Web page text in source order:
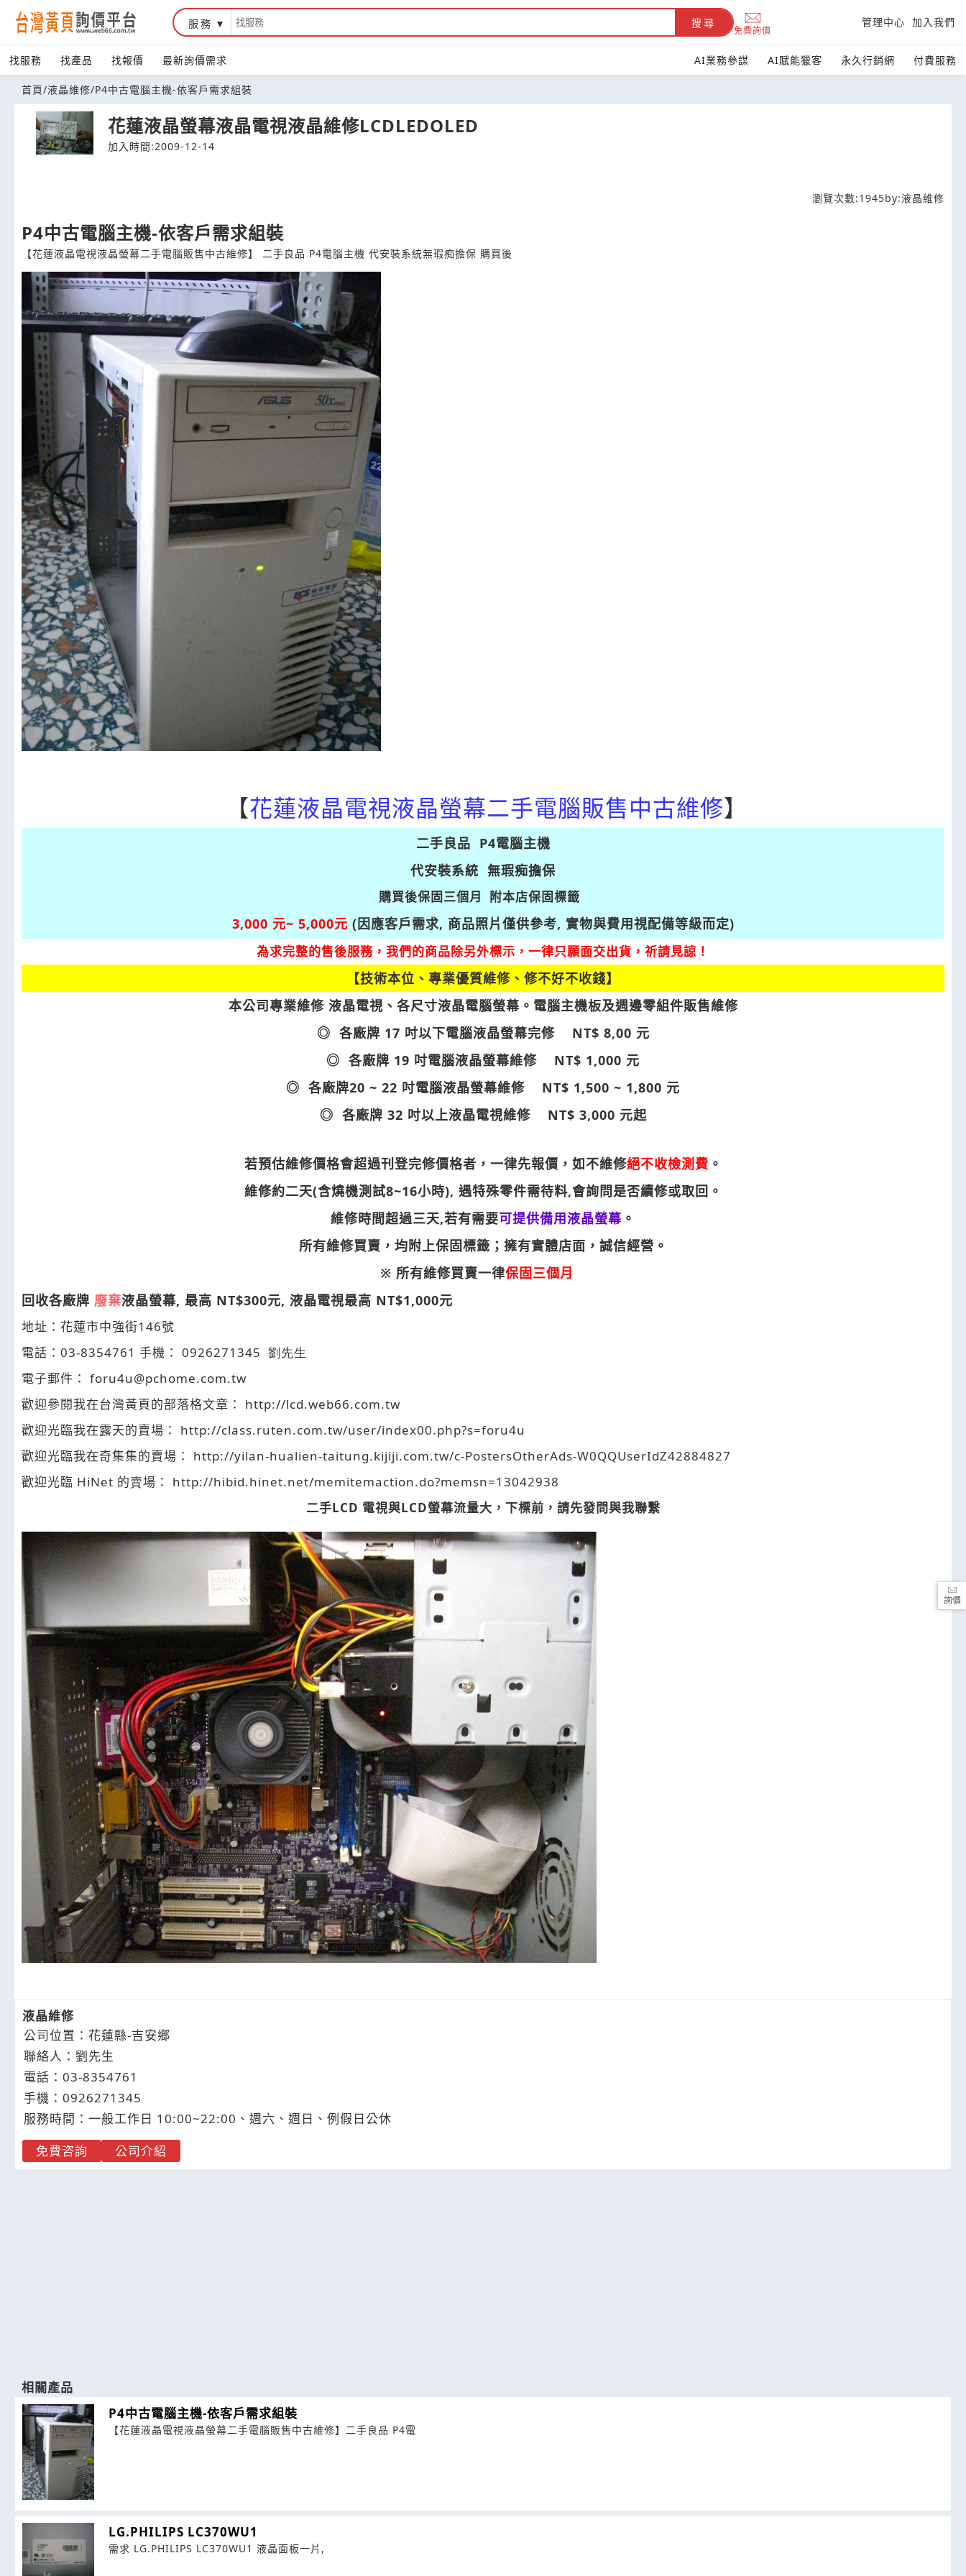
台灣黃頁詢價平台
服務 搜尋
免費詢價
管理中心 加入我們
找服務 找產品 找報價 最新詢價需求 AI業務參謀 AI賦能獵客 永久行銷網 付費服務
首頁/液晶維修/P4中古電腦主機-依客戶需求組裝
花蓮液晶螢幕液晶電視液晶維修LCDLEDOLED
加入時間:2009-12-14
瀏覽次數:1945by:液晶維修
P4中古電腦主機-依客戶需求組裝
【花蓮液晶電視液晶螢幕二手電腦販售中古維修】 二手良品 P4電腦主機 代安裝系統無瑕痴擔保 購買後
【花蓮液晶電視液晶螢幕二手電腦販售中古維修】
二手良品 P4電腦主機
代安裝系統 無瑕痴擔保
購買後保固三個月 附本店保固標籤
3,000 元~ 5,000元 (因應客戶需求, 商品照片僅供參考, 實物與費用視配備等級而定)
為求完整的售後服務，我們的商品除另外標示，一律只願面交出貨，祈請見諒！
【技術本位、專業優質維修、修不好不收錢】
本公司專業維修 液晶電視、各尺寸液晶電腦螢幕。電腦主機板及週邊零組件販售維修
◎ 各廠牌 17 吋以下電腦液晶螢幕完修 NT$ 8,00 元
◎ 各廠牌 19 吋電腦液晶螢幕維修 NT$ 1,000 元
◎ 各廠牌20 ~ 22 吋電腦液晶螢幕維修 NT$ 1,500 ~ 1,800 元
◎ 各廠牌 32 吋以上液晶電視維修 NT$ 3,000 元起
若預估維修價格會超過刊登完修價格者，一律先報價，如不維修絕不收檢測費 。
維修約二天(含燒機測試8~16小時), 遇特殊零件需待料,會詢問是否續修或取回。
維修時間超過三天,若有需要可提供備用液晶螢幕 。
所有維修買賣，均附上保固標籤；擁有實體店面，誠信經營。
※ 所有維修買賣一律保固三個月
回收各廠牌 廢棄液晶螢幕, 最高 NT$300元, 液晶電視最高 NT$1,000元
地址：花蓮市中強街146號
電話： 03-8354761 手機： 0926271345 劉先生
電子郵件： foru4u@pchome.com.tw
歡迎參閱我在台灣黃頁的部落格文章： http://lcd.web66.com.tw
歡迎光臨我在露天的賣場：
http://class.ruten.com.tw/user/index00.php?s=foru4u
歡迎光臨我在奇集集的賣場：
http://yilan-hualien-taitung.kijiji.com.tw/c-PostersOtherAds-W0QQUserIdZ42884827
歡迎光臨 HiNet 的賣場： http://hibid.hinet.net/memitemaction.do?memsn=13042938
二手LCD 電視與LCD螢幕流量大，下標前，請先發問與我聯繫
液晶維修
公司位置：花蓮縣-吉安鄉
聯絡人：劉先生
電話： 03-8354761
手機： 0926271 345
服務時間：一般工作日 10:00~22:00、週六、週日、例假日公休
免費咨詢
公司介紹
相關產品
P4中古電腦主機-依客戶需求組裝
【花蓮液晶電視液晶螢幕二手電腦販售中古維修】二手良品 P4電
LG.PHILIPS LC370WU1
需求 LG.PHILIPS LC370WU1 液晶面板一片,
詢價